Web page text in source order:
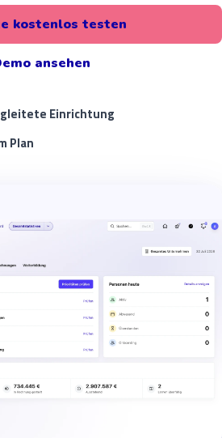
kostenlos testen
ansehen
Einrichtung
Plan